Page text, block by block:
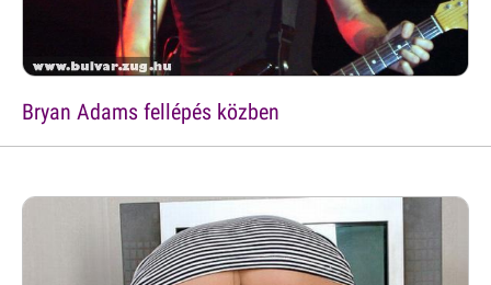
Bryan Adams fellépés közben